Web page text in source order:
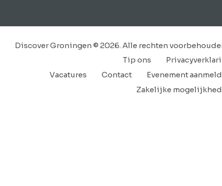
Discover Groningen © 2026. Alle rechten
Tip ons
Evenement
Contact
Vacatures
Zakelijke